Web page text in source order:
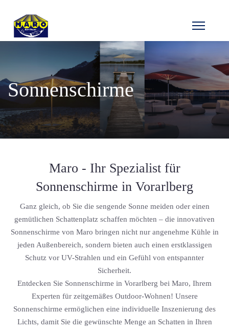
Sonnenschirme
Maro - Ihr Spezialist für
Sonnenschirme in Vorarlberg
Ganz gleich, ob Sie die sengende Sonne meiden oder einen
gemütlichen Schattenplatz schaffen möchten – die innovativen
Sonnenschirme von Maro bringen nicht nur angenehme Kühle in
jeden Außenbereich, sondern bieten auch einen erstklassigen
Schutz vor UV-Strahlen und ein Gefühl von entspannter
Sicherheit.
Entdecken Sie Sonnenschirme in Vorarlberg bei Maro, Ihrem
Experten für zeitgemäßes Outdoor-Wohnen! Unsere
Sonnenschirme ermöglichen eine individuelle Inszenierung des
Lichts, damit Sie die gewünschte Menge an Schatten in Ihren